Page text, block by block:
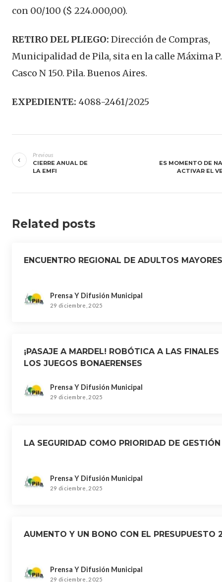
con 00/100 ($ 224.000,00).
RETIRO DEL PLIEGO: Dirección de Compras,
Municipalidad de Pila, sita en la calle Máxima
Casco N 150. Pila. Buenos Aires.
EXPEDIENTE: 4088-2461/2025
de
entradas
Previous
CIERRE ANUAL DE
LA EMFI
ES MOMENTO DE
ACTIVAR EL
Related posts
ENCUENTRO REGIONAL DE ADULTOS MAYORES
Prensa Y Difusión Municipal
29 diciembre, 2025
¡PASAJE A MARDEL! ROBÓTICA A LAS FINALES
LOS JUEGOS BONAERENSES
Prensa Y Difusión Municipal
29 diciembre, 2025
LA SEGURIDAD COMO PRIORIDAD DE GESTIÓN
Prensa Y Difusión Municipal
29 diciembre, 2025
AUMENTO Y UN BONO CON EL PRESUPUESTO
Prensa Y Difusión Municipal
29 diciembre, 2025